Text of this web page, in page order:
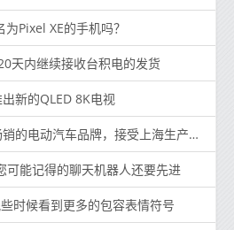
Pixel XE的手机吗？
天内继续接收台积电的发货
新的QLED 8K电视
车品牌，接受上海生产的Model Y SUV的订单
可能记得的聊天机器人还要先进
时候看到更多的包容表情符号